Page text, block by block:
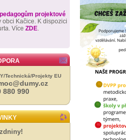
projektové
obci Kačice. K dispozici
Více ZDE.
Technická/Projekty EU
880 990